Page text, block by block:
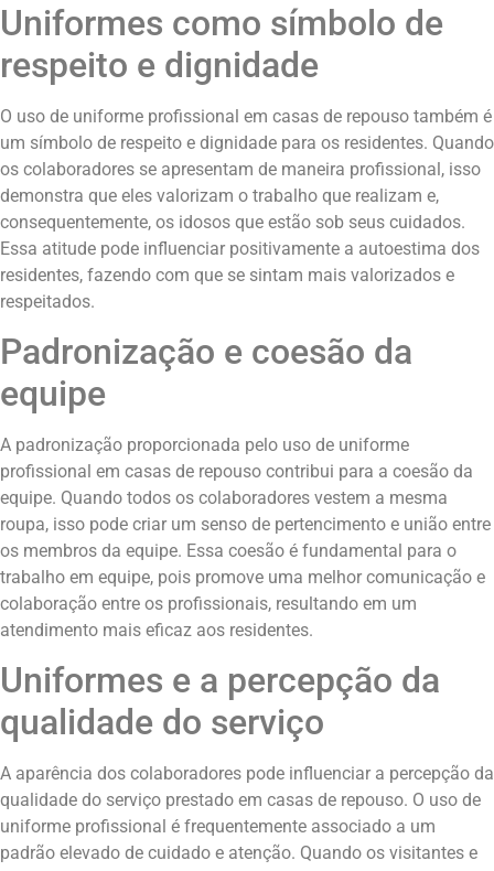
Uniformes como símbolo de
respeito e dignidade
O uso de uniforme profissional em casas de repouso também é
um símbolo de respeito e dignidade para os residentes. Quando
os colaboradores se apresentam de maneira profissional, isso
demonstra que eles valorizam o trabalho que realizam e,
consequentemente, os idosos que estão sob seus cuidados.
Essa atitude pode influenciar positivamente a autoestima dos
residentes, fazendo com que se sintam mais valorizados e
respeitados.
Padronização e coesão da
equipe
A padronização proporcionada pelo uso de uniforme
profissional em casas de repouso contribui para a coesão da
equipe. Quando todos os colaboradores vestem a mesma
roupa, isso pode criar um senso de pertencimento e união entre
os membros da equipe. Essa coesão é fundamental para o
trabalho em equipe, pois promove uma melhor comunicação e
colaboração entre os profissionais, resultando em um
atendimento mais eficaz aos residentes.
Uniformes e a percepção da
qualidade do serviço
A aparência dos colaboradores pode influenciar a percepção da
qualidade do serviço prestado em casas de repouso. O uso de
uniforme profissional é frequentemente associado a um
padrão elevado de cuidado e atenção. Quando os visitantes e